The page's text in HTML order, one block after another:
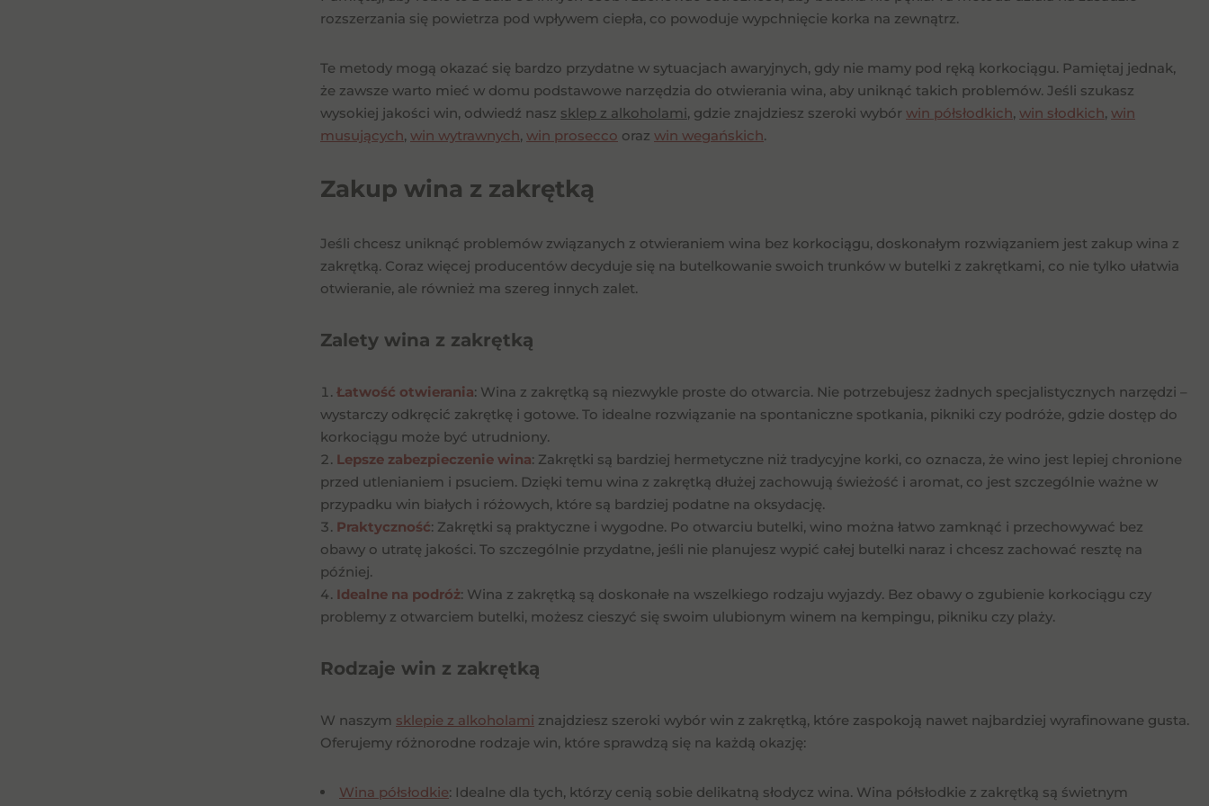
rozszerzania się powietrza pod wpływem ciepła, co powoduje wypchnięcie korka na zewnątrz.
Te metody mogą okazać się bardzo przydatne w sytuacjach awaryjnych, gdy nie mamy pod ręką korkociągu. Pamiętaj jednak,
że zawsze warto mieć w domu podstawowe narzędzia do otwierania wina, aby uniknąć takich problemów. Jeśli szukasz
wysokiej jakości win, odwiedź nasz sklep z alkoholami, gdzie znajdziesz szeroki wybór win półsłodkich, win słodkich, win
musujących, win wytrawnych, win prosecco oraz win wegańskich.
Zakup wina z zakrętką
Jeśli chcesz uniknąć problemów związanych z otwieraniem wina bez korkociągu, doskonałym rozwiązaniem jest zakup wina z
zakrętką. Coraz więcej producentów decyduje się na butelkowanie swoich trunków w butelki z zakrętkami, co nie tylko ułatwia
otwieranie, ale również ma szereg innych zalet.
Zalety wina z zakrętką
Łatwość otwierania: Wina z zakrętką są niezwykle proste do otwarcia. Nie potrzebujesz żadnych specjalistycznych narzędzi –
wystarczy odkręcić zakrętkę i gotowe. To idealne rozwiązanie na spontaniczne spotkania, pikniki czy podróże, gdzie dostęp do
korkociągu może być utrudniony.
Lepsze zabezpieczenie wina: Zakrętki są bardziej hermetyczne niż tradycyjne korki, co oznacza, że wino jest lepiej chronione
przed utlenianiem i psuciem. Dzięki temu wina z zakrętką dłużej zachowują świeżość i aromat, co jest szczególnie ważne w
przypadku win białych i różowych, które są bardziej podatne na oksydację.
Praktyczność: Zakrętki są praktyczne i wygodne. Po otwarciu butelki, wino można łatwo zamknąć i przechowywać bez
obawy o utratę jakości. To szczególnie przydatne, jeśli nie planujesz wypić całej butelki naraz i chcesz zachować resztę na
później.
Idealne na podróż: Wina z zakrętką są doskonałe na wszelkiego rodzaju wyjazdy. Bez obawy o zgubienie korkociągu czy
problemy z otwarciem butelki, możesz cieszyć się swoim ulubionym winem na kempingu, pikniku czy plaży.
Rodzaje win z zakrętką
W naszym sklepie z alkoholami znajdziesz szeroki wybór win z zakrętką, które zaspokoją nawet najbardziej wyrafinowane gusta.
Oferujemy różnorodne rodzaje win, które sprawdzą się na każdą okazję:
Wina półsłodkie: Idealne dla tych, którzy cenią sobie delikatną słodycz wina. Wina półsłodkie z zakrętką są świetnym